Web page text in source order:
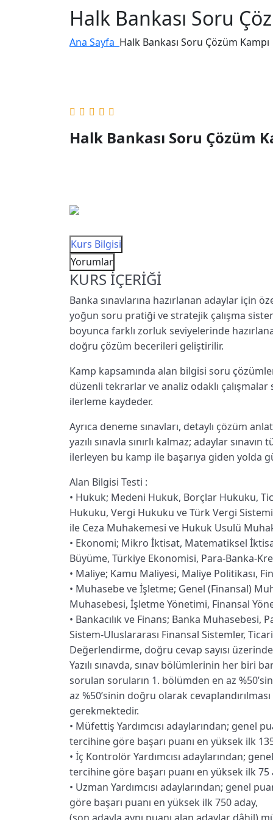
Halk Bankası Soru
Ana Sayfa Halk Bankası Soru Çözüm Kampı
Halk Bankası Soru Çözüm
Kurs Bilgisi
Yorumlar
KURS İÇERİĞİ
Banka sınavlarına hazırlanan adaylar için
yoğun soru pratiği ve stratejik çalışma
boyunca farklı zorluk seviyelerinde
doğru çözüm becerileri geliştirilir.
Kamp kapsamında alan bilgisi soru
düzenli tekrarlar ve analiz odaklı
ilerleme kaydeder.
Ayrıca deneme sınavları, detaylı çözüm
yazılı sınavla sınırlı kalmaz; adaylar
ilerleyen bu kamp ile başarıya giden yolda
Alan Bilgisi Testi :
•⁠ ⁠Hukuk; Medeni Hukuk, Borçlar Hukuku,
Hukuku, Vergi Hukuku ve Türk Vergi
ile Ceza Muhakemesi ve Hukuk Usulü
•⁠ ⁠Ekonomi; Mikro İktisat, Matematiksel
Büyüme, Türkiye Ekonomisi, Para-Banka-
•⁠ ⁠Maliye; Kamu Maliyesi, Maliye Politikası,
•⁠ ⁠Muhasebe ve İşletme; Genel (Finansal)
Muhasebesi, İşletme Yönetimi, Finansal
•⁠ ⁠Bankacılık ve Finans; Banka Muhasebesi,
Sistem-Uluslararası Finansal Sistemler,
Değerlendirme, doğru cevap sayısı
Yazılı sınavda, sınav bölümlerinin her biri
sorulan soruların 1. bölümden en az
az %50’sinin doğru olarak
gerekmektedir.
•⁠ ⁠Müfettiş Yardımcısı adaylarından; genel
tercihine göre başarı puanı en yüksek ilk
•⁠ ⁠İç Kontrolör Yardımcısı adaylarından;
tercihine göre başarı puanı en yüksek ilk 75
•⁠ ⁠Uzman Yardımcısı adaylarından; genel
göre başarı puanı en yüksek ilk 750 aday,